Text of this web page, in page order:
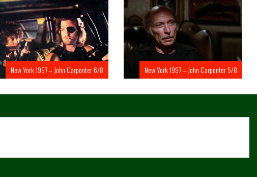
New York 1997 – John Carpenter 6/8 New York 1997 – John Carpenter 5/8